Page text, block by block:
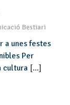
Bestiari
a unes festes
Per
cultura [...]